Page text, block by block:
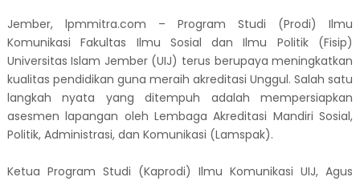
​Jember, lpmmitra.com – Program Studi (Prodi) Ilmu
Komunikasi Fakultas Ilmu Sosial dan Ilmu Politik (Fisip)
Universitas Islam Jember (UIJ) terus berupaya meningkatkan
kualitas pendidikan guna meraih akreditasi Unggul. Salah satu
langkah nyata yang ditempuh adalah mempersiapkan
asesmen lapangan oleh Lembaga Akreditasi Mandiri Sosial,
Politik, Administrasi, dan Komunikasi (Lamspak).
Ketua Program Studi (Kaprodi) Ilmu Komunikasi UIJ, Agus